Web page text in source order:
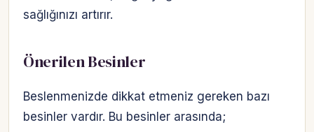
sağlığınızı artırır.
Önerilen Besinler
Beslenmenizde dikkat etmeniz gereken bazı
besinler vardır. Bu besinler arasında;